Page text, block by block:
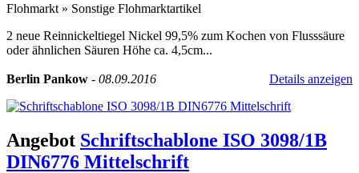
Flohmarkt » Sonstige Flohmarktartikel
2 neue Reinnickeltiegel Nickel 99,5% zum Kochen von Flusssäure
oder ähnlichen Säuren Höhe ca. 4,5cm...
Berlin Pankow - 08.09.2016 Details anzeigen
Angebot Schriftschablone ISO 3098/1B
DIN6776 Mittelschrift